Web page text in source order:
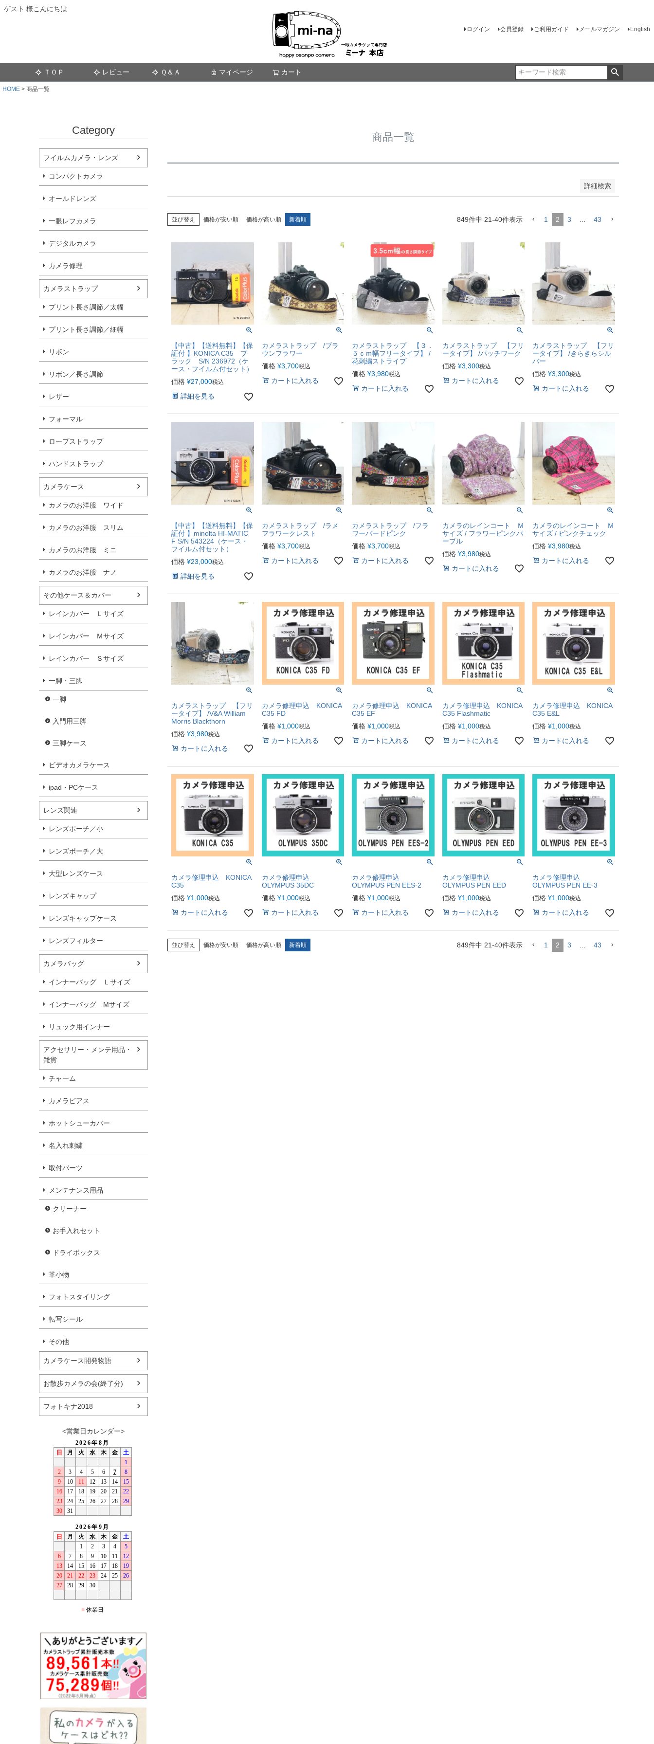
ゲスト 様こんにちは
ログイン 会員登録 ご利用ガイド メールマガジン English
ＴＯＰ レビュー Ｑ＆Ａ マイページ カート
HOME 商品一覧
Category
フイルムカメラ・レンズ
コンパクトカメラ
オールドレンズ
一眼レフカメラ
デジタルカメラ
カメラ修理
カメラストラップ
プリント長さ調節／太幅
プリント長さ調節／細幅
リボン
リボン／長さ調節
レザー
フォーマル
ロープストラップ
ハンドストラップ
カメラケース
カメラのお洋服 ワイド
カメラのお洋服 スリム
カメラのお洋服 ミニ
カメラのお洋服 ナノ
その他ケース＆カバー
レインカバー Ｌサイズ
レインカバー Ｍサイズ
レインカバー Ｓサイズ
一脚・三脚
一脚
入門用三脚
三脚ケース
ビデオカメラケース
ipad・PCケース
レンズ関連
レンズポーチ／小
レンズポーチ／大
大型レンズケース
レンズキャップ
レンズキャップケース
レンズフィルター
カメラバッグ
インナーバッグ Ｌサイズ
インナーバッグ Мサイズ
リュック用インナー
アクセサリー・メンテ用品・
雑貨
チャーム
カメラピアス
ホットシューカバー
名入れ刺繍
取付パーツ
メンテナンス用品
クリーナー
お手入れセット
ドライボックス
革小物
フォトスタイリング
転写シール
その他
カメラケース開発物語
お散歩カメラの会(終了分)
フォトキナ2018
<営業日カレンダー>
商品一覧
詳細検索
〜
翌日発送
指定なし
S M 22.5cm 23.0cm
検索
並び替え 価格が安い順 価格が高い順 新着順 849件中 21-40件表示 1 2 3 43
【中古】【送料無料】【保
証付 】KONICA C35 ブ
ラック S/N 236972（ケ
ース・フイルム付セット）
価格 ¥27,000税込
詳細を見る
カメラストラップ /ブラ
ウンフラワー
価格 ¥3,700税込
カートに入れる
カメラストラップ 【３．
５ｃｍ幅フリータイプ】 /
花刺繍ストライプ
価格 ¥3,980税込
カートに入れる
カメラストラップ 【フリ
ータイプ】 /パッチワーク
価格 ¥3,300税込
カートに入れる
カメラストラップ 【フリ
ータイプ】 /きらきらシル
バー
価格 ¥3,300税込
カートに入れる
【中古】【送料無料】【保
証付 】minolta HI-MATIC
F S/N 543224（ケース・
フイルム付セット）
価格 ¥23,000税込
詳細を見る
カメラストラップ /ラメ
フラワークレスト
価格 ¥3,700税込
カートに入れる
カメラストラップ /フラ
ワーバードピンク
価格 ¥3,700税込
カートに入れる
カメラのレインコート Ｍ
サイズ / フラワーピンクパ
ープル
価格 ¥3,980税込
カートに入れる
カメラのレインコート Ｍ
サイズ / ピンクチェック
価格 ¥3,980税込
カートに入れる
カメラストラップ 【フリ
ータイプ】 /V&A William
Morris Blackthorn
価格 ¥3,980税込
カートに入れる
カメラ修理申込 KONICA
C35 FD
価格 ¥1,000税込
カートに入れる
カメラ修理申込 KONICA
C35 EF
価格 ¥1,000税込
カートに入れる
カメラ修理申込 KONICA
C35 Flashmatic
価格 ¥1,000税込
カートに入れる
カメラ修理申込 KONICA
C35 E&L
価格 ¥1,000税込
カートに入れる
カメラ修理申込 KONICA
C35
価格 ¥1,000税込
カートに入れる
カメラ修理申込
OLYMPUS 35DC
価格 ¥1,000税込
カートに入れる
カメラ修理申込
OLYMPUS PEN EES-2
価格 ¥1,000税込
カートに入れる
カメラ修理申込
OLYMPUS PEN EED
価格 ¥1,000税込
カートに入れる
カメラ修理申込
OLYMPUS PEN EE-3
価格 ¥1,000税込
カートに入れる
並び替え 価格が安い順 価格が高い順 新着順 849件中 21-40件表示 1 2 3 43